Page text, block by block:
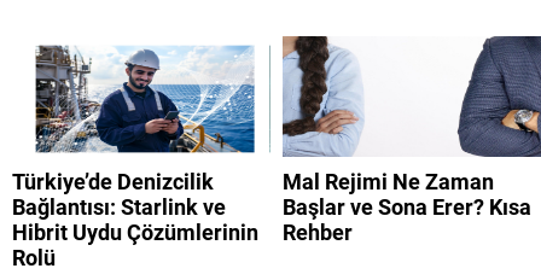
Türkiye’de Denizcilik
Bağlantısı: Starlink ve
Hibrit Uydu Çözümlerinin
Rolü
Mal Rejimi Ne Zaman
Başlar ve Sona Erer? Kısa
Rehber